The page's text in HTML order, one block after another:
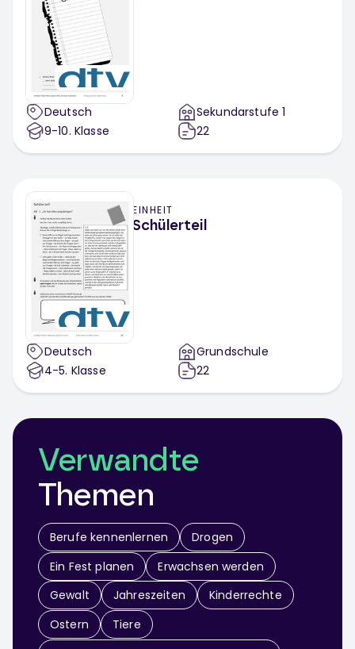
Deutsch
9-10. Klasse
Sekundarstufe 1
22
EINHEIT
Schülerteil
Deutsch
4-5. Klasse
Grundschule
22
Verwandte
Themen
Berufe kennenlernen
Drogen
Ein Fest planen
Erwachsen werden
Gewalt
Jahreszeiten
Kinderrechte
Ostern
Tiere